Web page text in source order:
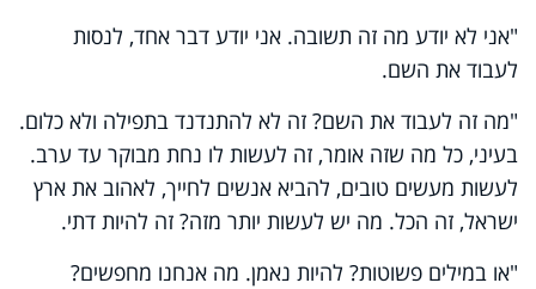
"אני לא יודע מה זה תשובה. אני יודע דבר אחד, לנסות
לעבוד את השם.
"מה זה לעבוד את השם? זה לא להתנדנד בתפילה ולא כלום.
בעיני, כל מה שזה אומר, זה לעשות לו נחת מבוקר עד ערב.
לעשות מעשים טובים, להביא אנשים לחייך, לאהוב את ארץ
ישראל, זה הכל. מה יש לעשות יותר מזה? זה להיות דתי.
"או במילים פשוטות? להיות נאמן. מה אנחנו מחפשים?